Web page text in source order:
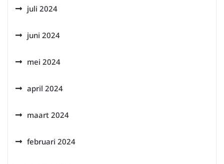
juli 2024
juni 2024
mei 2024
april 2024
maart 2024
februari 2024